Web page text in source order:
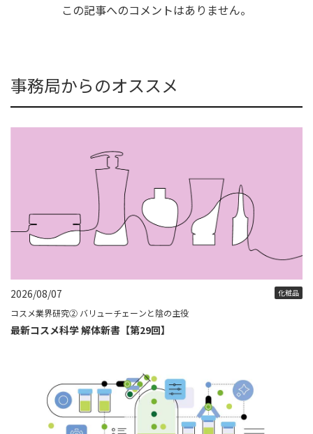
この記事へのコメントはありません。
事務局からのオススメ
2026/08/07 化粧品
コスメ業界研究② バリューチェーンと陰の主役
最新コスメ科学 解体新書【第29回】